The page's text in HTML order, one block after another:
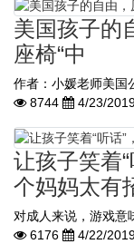
美国孩子的
座椅“中
作者：小媛老师美国
8744
4/23/
让孩子笑着
个妈妈太有
对成人来说，游戏意
6176
4/22/